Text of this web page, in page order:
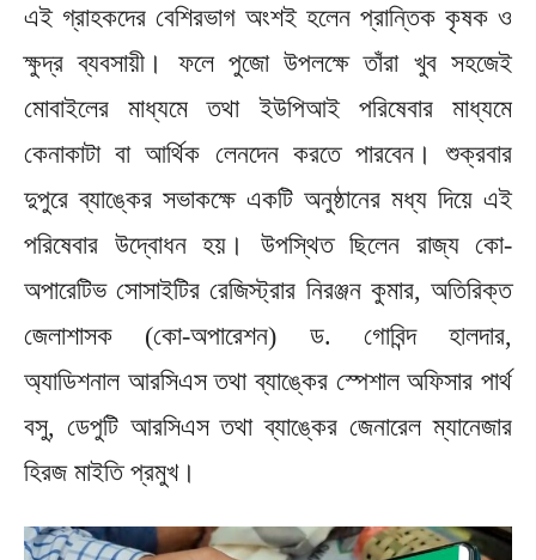
এই গ্রাহকদের বেশিরভাগ অংশই হলেন প্রান্তিক কৃষক ও
ক্ষুদ্র ব্যবসায়ী। ফলে পুজো উপলক্ষে তাঁরা খুব সহজেই
মোবাইলের মাধ্যমে তথা ইউপিআই পরিষেবার মাধ্যমে
কেনাকাটা বা আর্থিক লেনদেন করতে পারবেন। শুক্রবার
দুপুরে ব্যাঙ্কের সভাকক্ষে একটি অনুষ্ঠানের মধ্য দিয়ে এই
পরিষেবার উদ্বোধন হয়। উপস্থিত ছিলেন রাজ্য কো-
অপারেটিভ সোসাইটির রেজিস্ট্রার নিরঞ্জন কুমার, অতিরিক্ত
জেলাশাসক (কো-অপারেশন) ড. গোবিন্দ হালদার,
অ্যাডিশনাল আরসিএস তথা ব্যাঙ্কের স্পেশাল অফিসার পার্থ
বসু, ডেপুটি আরসিএস তথা ব্যাঙ্কের জেনারেল ম্যানেজার
হিরজ মাইতি প্রমুখ।